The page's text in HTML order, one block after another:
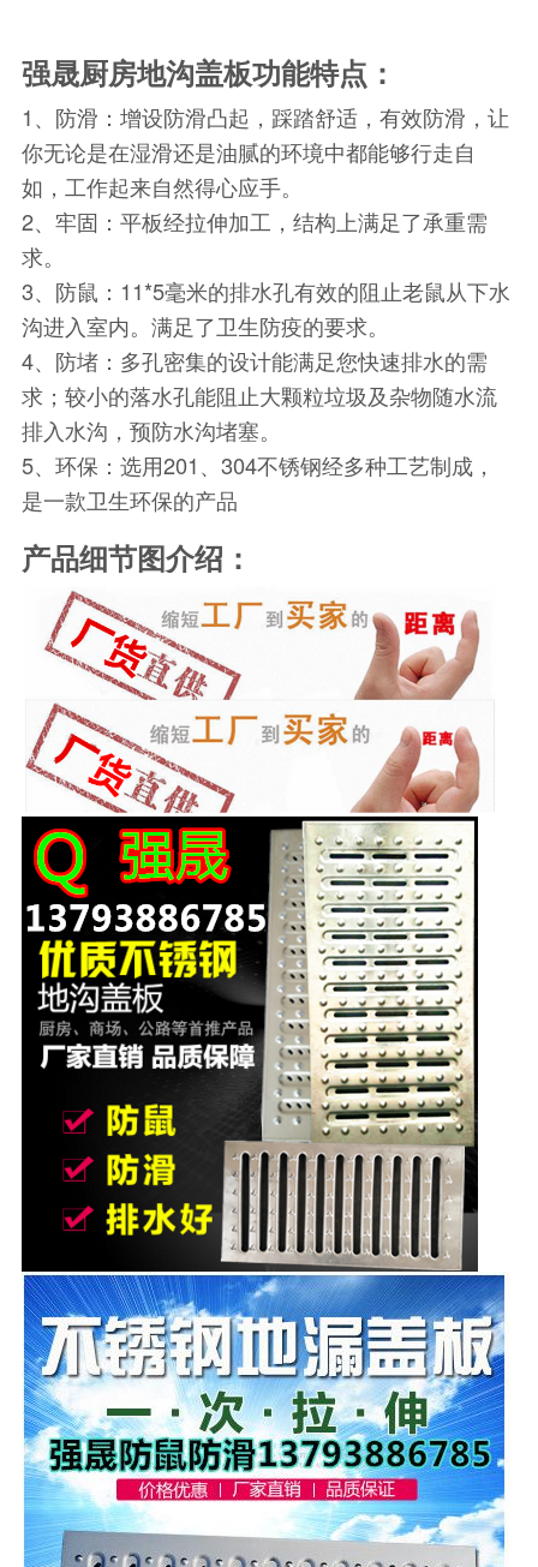
强晟厨房地沟盖板功能特点：
1、防滑：增设防滑凸起，踩踏舒适，有效防滑，让
你无论是在湿滑还是油腻的环境中都能够行走自
如，工作起来自然得心应手。
2、牢固：平板经拉伸加工，结构上满足了承重需
求。
3、防鼠：11*5毫米的排水孔有效的阻止老鼠从下水
沟进入室内。满足了卫生防疫的要求。
4、防堵：多孔密集的设计能满足您快速排水的需
求；较小的落水孔能阻止大颗粒垃圾及杂物随水流
排入水沟，预防水沟堵塞。
5、环保：选用201、304不锈钢经多种工艺制成，
是一款卫生环保的产品
产品细节图介绍：